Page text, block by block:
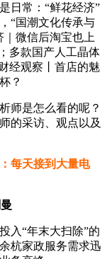
日常：“鲜花经济”
“国潮文化传承与
微信后淘宝也上
多款国产人工晶体
经观察丨首店的魅
？
是怎么看的呢？
的采访、观点以及
每天接到大量电
“年末大扫除”的
杭家政服务需求迅